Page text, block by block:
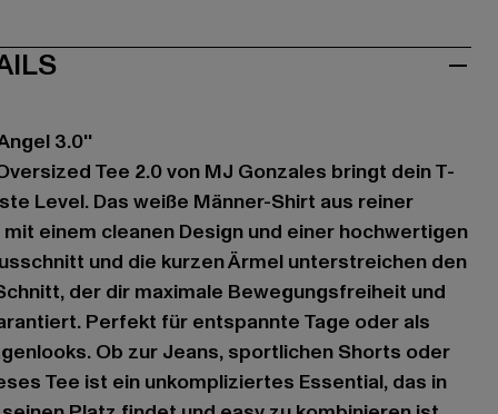
3.0''
Tee 2.0 von MJ Gonzales bringt dein T-
Level. Das weiße Männer-Shirt aus reiner
einem cleanen Design und einer hochwertigen
und die kurzen Ärmel unterstreichen den
der dir maximale Bewegungsfreiheit und
Perfekt für entspannte Tage oder als
Ob zur Jeans, sportlichen Shorts oder
Tee ist ein unkompliziertes Essential, das in